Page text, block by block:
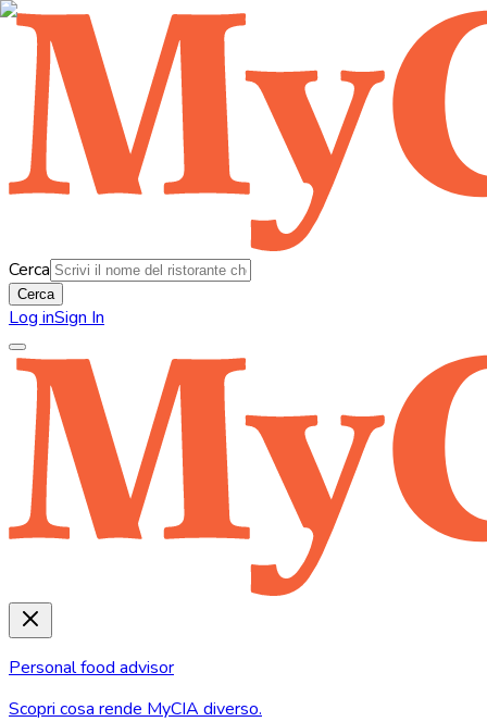
Cerca
Cerca
Log inSign In
Personal food advisor
Scopri cosa rende MyCIA diverso.